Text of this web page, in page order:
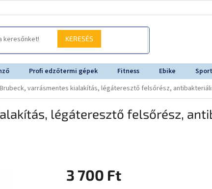
KERESÉS
Profi edzőtermi gépek Fitness Ebike Sport
varrásmentes kialakítás, légáteresztő felsőrész,
légáteresztő felsőrész,
3 700 Ft